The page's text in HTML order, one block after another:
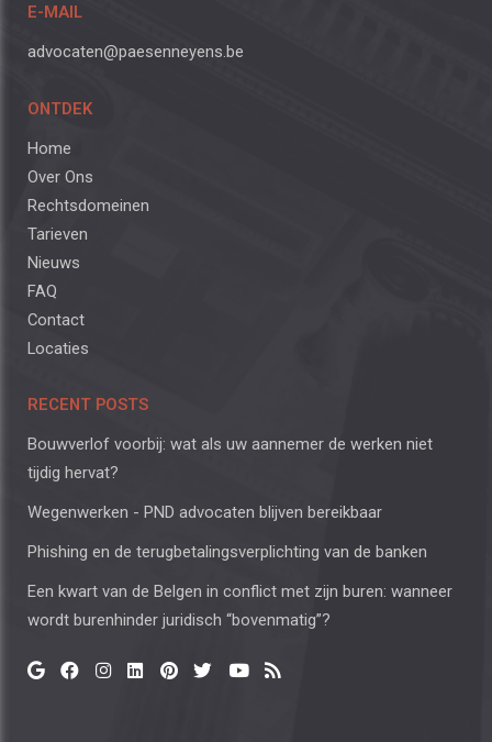
E-MAIL
advocaten@paesenneyens.be
ONTDEK
Home
Over Ons
Rechtsdomeinen
Tarieven
Nieuws
FAQ
Contact
Locaties
RECENT POSTS
Bouwverlof voorbij: wat als uw aannemer de werken niet
tijdig hervat?
Wegenwerken - PND advocaten blijven bereikbaar
Phishing en de terugbetalingsverplichting van de banken
Een kwart van de Belgen in conflict met zijn buren: wanneer
wordt burenhinder juridisch “bovenmatig”?